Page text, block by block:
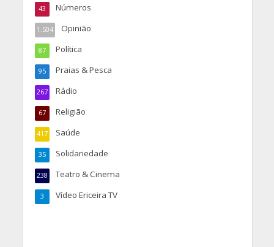
Números
43
Opinião
1.504
Política
87
Praias & Pesca
95
Rádio
267
Religião
67
Saúde
417
Solidariedade
35
Teatro & Cinema
238
Vídeo Ericeira TV
3